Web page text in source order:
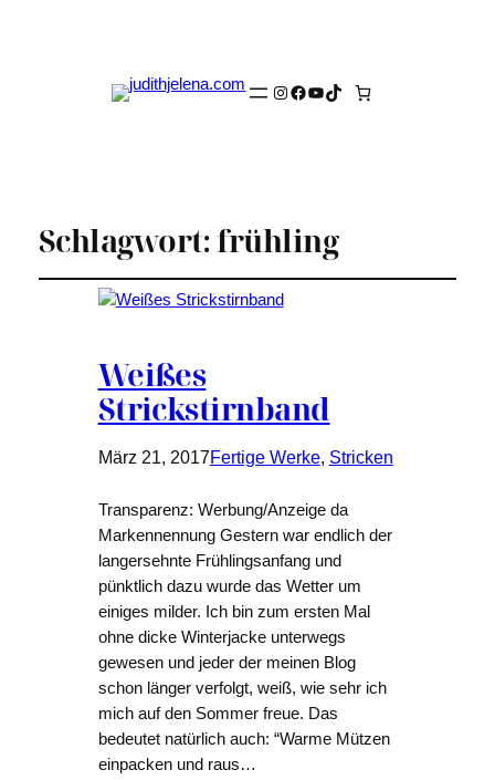
Instagram
Facebook
YouTube
TikTok
Schlagwort:frühling
Weißes
Strickstirnband
März 21, 2017Fertige Werke, Stricken
Transparenz: Werbung/Anzeige da
Markennennung Gestern war endlich der
langersehnte Frühlingsanfang und
pünktlich dazu wurde das Wetter um
einiges milder. Ich bin zum ersten Mal
ohne dicke Winterjacke unterwegs
gewesen und jeder der meinen Blog
schon länger verfolgt, weiß, wie sehr ich
mich auf den Sommer freue. Das
bedeutet natürlich auch: “Warme Mützen
einpacken und raus…